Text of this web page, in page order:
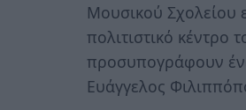
Μουσικού Σχολείου
πολιτιστικό κέντρο
προσυπογράφουν
Ευάγγελος